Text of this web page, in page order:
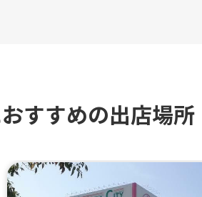
すすめの出店場所